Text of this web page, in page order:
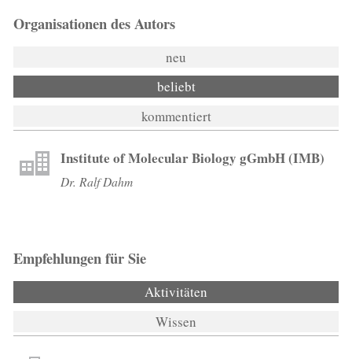
Organisationen des Autors
neu
beliebt
kommentiert
Institute of Molecular Biology gGmbH (IMB)
Dr. Ralf Dahm
Empfehlungen für Sie
Aktivitäten
Wissen